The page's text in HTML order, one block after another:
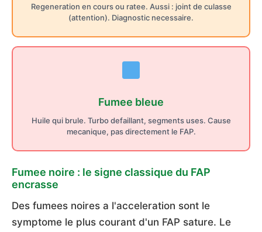
Regeneration en cours ou ratee. Aussi : joint de culasse
(attention). Diagnostic necessaire.
Fumee bleue
Huile qui brule. Turbo defaillant, segments uses. Cause
mecanique, pas directement le FAP.
Fumee noire : le signe classique du FAP
encrasse
Des fumees noires a l'acceleration sont le
symptome le plus courant d'un FAP sature. Le